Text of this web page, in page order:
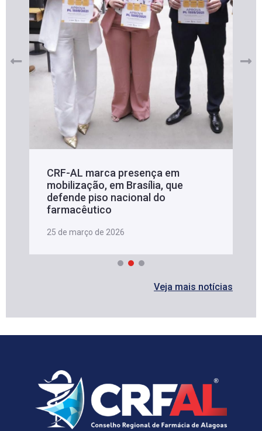
CRF-AL marca presença em
mobilização, em Brasília, que
defende piso nacional do
farmacêutico
25 de março de 2026
Veja mais notícias